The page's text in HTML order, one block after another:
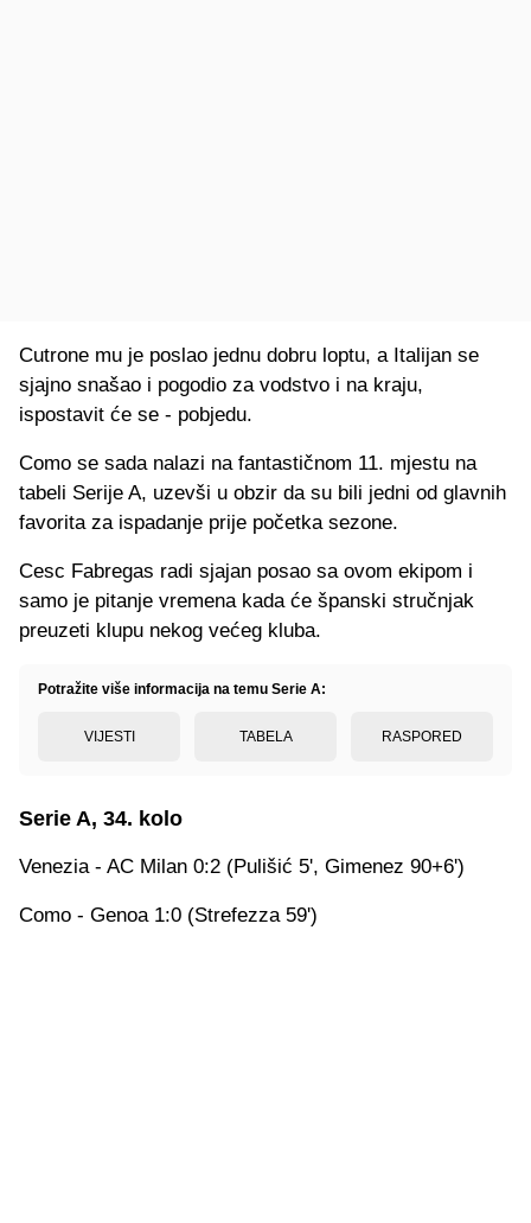
Cutrone mu je poslao jednu dobru loptu, a Italijan se
sjajno snašao i pogodio za vodstvo i na kraju,
ispostavit će se - pobjedu.
Como se sada nalazi na fantastičnom 11. mjestu na
tabeli Serije A, uzevši u obzir da su bili jedni od glavnih
favorita za ispadanje prije početka sezone.
Cesc Fabregas radi sjajan posao sa ovom ekipom i
samo je pitanje vremena kada će španski stručnjak
preuzeti klupu nekog većeg kluba.
Potražite više informacija na temu Serie A:
VIJESTI TABELA RASPORED
Serie A, 34. kolo
Venezia - AC Milan 0:2 (Pulišić 5', Gimenez 90+6')
Como - Genoa 1:0 (Strefezza 59')